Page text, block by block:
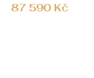
87 590 Kč